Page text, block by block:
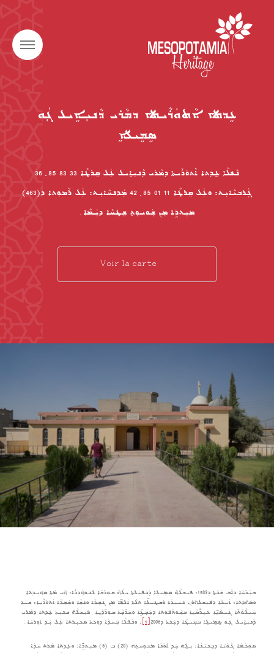
ܥܹܕܬܐ ܐܵܬܘܿܪܵܝܬܐ ܕܡܵܪܝ ܕܵܢܝܼܐܹܝܠ ܓܲܘ
ܣܹܡܹܝܠܹܐ
ܢܵܦܠܵܐ ܥܹܕܬܐ ܐܵܬܘܿܪܵܝܬܐ ܕܡܵܪܝ ܕܵܢܝܼܐܹܝܠ ܥܲܠ ܣܸܪܛܵܐ 33 83 85 ݂ 36
ܓܲܪܒܝܵܐܝܼܬ: ܘܥܲܠ ܣܸܪܛܵܐ 11 01 85 ݂ 42 ܡܲܕܢܚܵܐܝܼܬ: ܥܲܠ ܪܵܡܘܼܬܐ ܕ(463)
ܡܝܼܬܖܹ̈ܐ ܡܼܢ ܫܲܘܝܘܼܬ݂ ܫܸܛܚܵܐ ܕܝܲܡܵܐ ݂
Voir la carte
ܒܝܲܪܚܵܐ ܕܐܵܒ ܫܲܢ݇ܬܐ ܕ1933: ܦܝܼܫܠܵܗ̇ ܣܹܡܹܝܠܹܐ ܕܲܢܦܝܼܠܬܐ ܝܠܵܗ̇ ܩܘܼܪܒܵܐ ܠܢܘܼܗܲܕܪܵܐ: ܗܵܝ ܡܵܬܐ ܣܗܝܼܕܬܐ
ܘܣܲܗܵܕܬܐ: ܐܲܝܟܵܐ ܕܦܝܼܫܠܗ݇ܘܿܢ ܢܚܝܼܖܹ̈ܐ ܘܲܩܛܝܼܠܹ̈ܐ ܬܠܵܬܐ ܐܲܠܦܹ̈ܐ ܡܼܢ ܓܲܒ݂ܖܹ̈ܐ ܘܢܸܫܹ̈ܐ ܘܫܲܒ݂ܖܹ̈ܐ ܐܵܬܘܿܖ̈ܵܝܹܐ: ܒܝܲܕ
ܚܲܝܠܵܘܵܬ̈ܐ ܓܲܝܣܵܝܹ̈ܐ ܥܝܼܖ̈ܵܩܵܝܹܐ ܒܫܲܘܬܵܦܘܼܬܐ ܕܫܲܒ݂ܛܹ̈ܐ ܘܫܲܖ̈ܒ݂ܵܬܐ ܩܘܼܖ̈ܕܵܝܹܐ ݂ ܦܝܼܫܠܵܗ̇ ܒܢܝܼܬܐ ܥܹܕܬܐ ܕܡܵܪܝ
ܕܵܢܝܼܐܹܝܠ ܓܲܘ ܣܹܡܹܝܠܹܐ ܒܩܲܝܛܵܐ ܕܫܲܢ݇ܬܐ ܕ2006
: ܘܢܵܦܠܵܐ ܒܲܚܕܵܐ ܕܘܼܟܬܐ ܣܟܝܼܪܬܐ ܥܲܠ ܝܲܕ ܐܘܼܪܚܵܐ ݂
ܣܘܼܟܵܡܵܐ ܓܵܘܵܝܵܐ ܕܒܸܢܝܵܢܵܐ: ܝܼܠܹܗ ܚܲܕ ܐܵܘܵܢܵܐ ܡܫܘܼܚܬܹܗ (20) ܒ (8) ܡܝܼܬܖܹ̈ܐ: ܘܥܹܕܬܐ ܡܵܪܲܬ ܚܕܵܐ